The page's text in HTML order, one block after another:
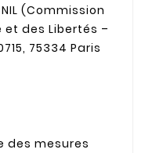
(Commission
des Libertés –
75334 Paris
des mesures